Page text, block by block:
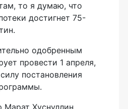
то я думаю, что
достигнет 75-
одобренным
провести 1 апреля,
постановления